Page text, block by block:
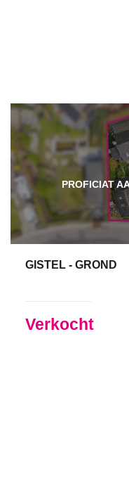
PROFICIAT
GISTEL - GROND
Verkocht